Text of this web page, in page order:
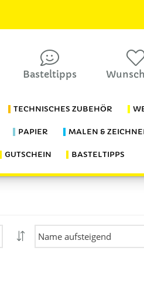
Basteltipps
TECHNISCHES ZUBEHÖR
PAPIER MALEN &
GUTSCHEIN BASTELTIPPS